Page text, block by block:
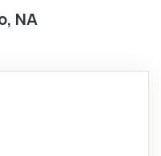
NA